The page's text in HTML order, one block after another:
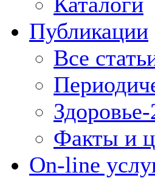
Публикации
Все
Факты и
On-line